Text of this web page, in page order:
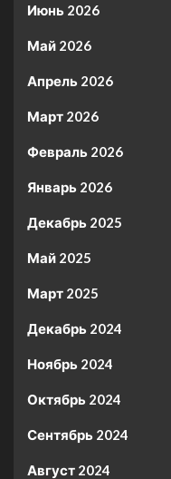
Июнь 2026
Май 2026
Апрель 2026
Март 2026
Февраль 2026
Январь 2026
Декабрь 2025
Май 2025
Март 2025
Декабрь 2024
Ноябрь 2024
Октябрь 2024
Сентябрь 2024
Август 2024